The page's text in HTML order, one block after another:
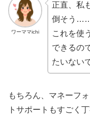
ワーママichi
正直、私
倒そう……
これを使
できるの
たいない
もちろん、マネーフ
トサポートもすごく丁